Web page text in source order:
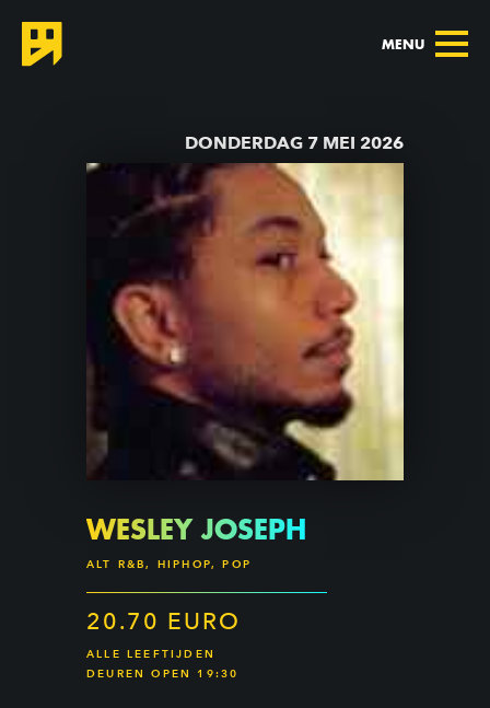
MENU
DONDERDAG 7 MEI 2026
WESLEY JOSEPH
ALT R&B, HIPHOP, POP
20.70 EURO
ALLE LEEFTIJDEN
DEUREN OPEN 19:30